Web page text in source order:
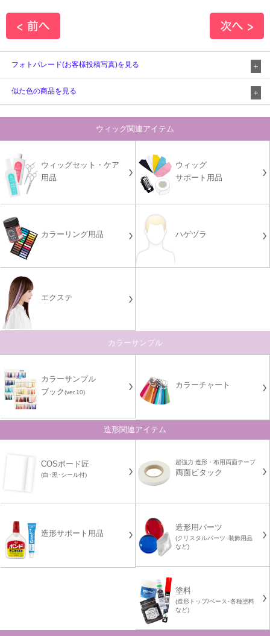
フォトパレード(お客様投稿写真)を見る
似た色の商品を見る
ウィッグ関連アイテム
ウィッグセット・ケア
用品
ウィッグ
サポート用品
カラーリング用品 ハゲヅラ
エクステ
カラーサンプル
カラーサンプル
ブック(ver.10)
カラーチャート
造形関連アイテム
COSボード匠
(白･黒･シール付)
超強力 造形・布用両面テープ
両面ピタック
造形サポート用品
造形用パーツ
(クリスタルパーツ･装飾用品
など)
塗料
(造形トップ/ベース･各種塗料
など)